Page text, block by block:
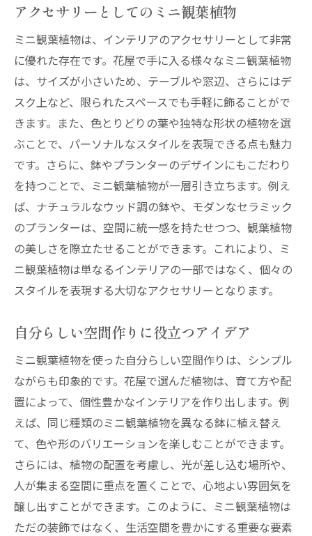
アクセサリーとしてのミニ観葉植物
ミニ観葉植物は、インテリアのアクセサリーとして非常
に優れた存在です。花屋で手に入る様々なミニ観葉植物
は、サイズが小さいため、テーブルや窓辺、さらにはデ
スク上など、限られたスペースでも手軽に飾ることがで
きます。また、色とりどりの葉や独特な形状の植物を選
ぶことで、パーソナルなスタイルを表現できる点も魅力
です。さらに、鉢やプランターのデザインにもこだわり
を持つことで、ミニ観葉植物が一層引き立ちます。例え
ば、ナチュラルなウッド調の鉢や、モダンなセラミック
のプランターは、空間に統一感を持たせつつ、観葉植物
の美しさを際立たせることができます。これにより、ミ
ニ観葉植物は単なるインテリアの一部ではなく、個々の
スタイルを表現する大切なアクセサリーとなります。
自分らしい空間作りに役立つアイデア
ミニ観葉植物を使った自分らしい空間作りは、シンプル
ながらも印象的です。花屋で選んだ植物は、育て方や配
置によって、個性豊かなインテリアを作り出します。例
えば、同じ種類のミニ観葉植物を異なる鉢に植え替え
て、色や形のバリエーションを楽しむことができます。
さらには、植物の配置を考慮し、光が差し込む場所や、
人が集まる空間に重点を置くことで、心地よい雰囲気を
醸し出すことができます。このように、ミニ観葉植物は
ただの装飾ではなく、生活空間を豊かにする重要な要素